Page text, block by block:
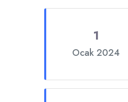
1
Ocak 2024